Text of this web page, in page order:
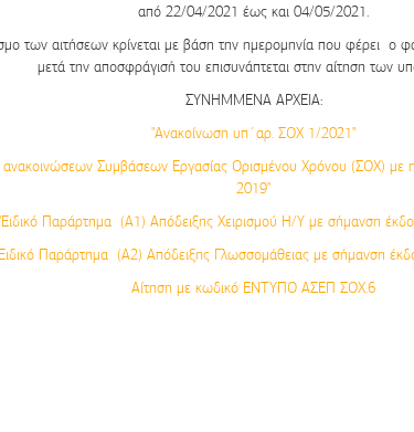
από22/04/2021 έως και04/05/2021.
των αιτήσεων κρίνεται με βάση την ημερομηνία που φέρει ο
μετά την αποσφράγισή του επισυνάπτεται στην αίτηση των
ΣΥΝΗΜΜΕΝΑ ΑΡΧΕΙΑ:
"Ανακοίνωση υπ΄αρ. ΣΟΧ 1/2021"
Συμβάσεων Εργασίας Ορισμένου Χρόνου (ΣΟΧ) με
2019"
Παράρτημα (Α1) Απόδειξης Χειρισμού Η/Υ με σήμανση
Παράρτημα (Α2) Απόδειξης Γλωσσομάθειας με σήμανση
Αίτηση με κωδικό ΕΝΤΥΠΟ ΑΣΕΠ ΣΟΧ.6